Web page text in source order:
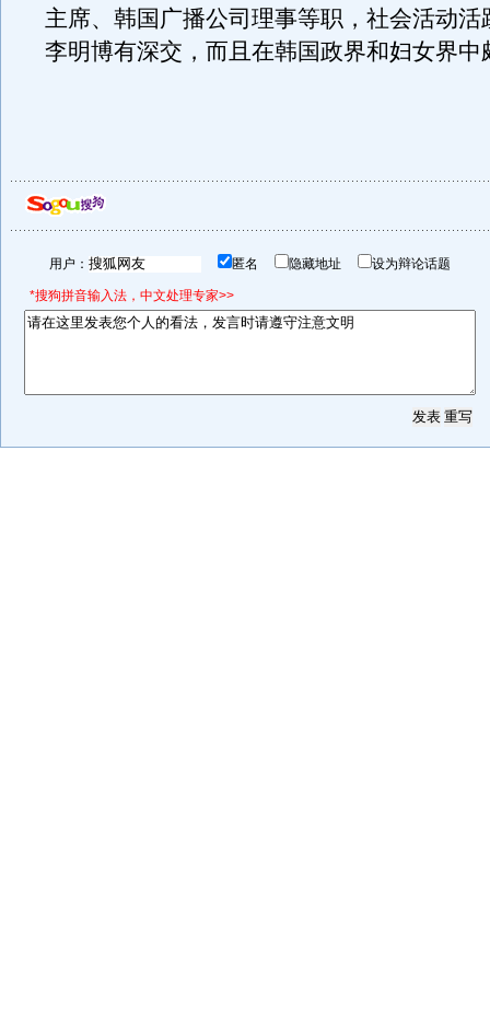
主席、韩国广播公司理事等职，社会活动活
李明博有深交，而且在韩国政界和妇女界中
用户： 匿名 隐藏地址 设为辩论话题
*搜狗拼音输入法，中文处理专家>>